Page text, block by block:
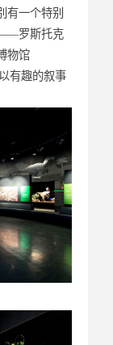
有一个特别
——罗斯托克
物馆
有趣的叙事